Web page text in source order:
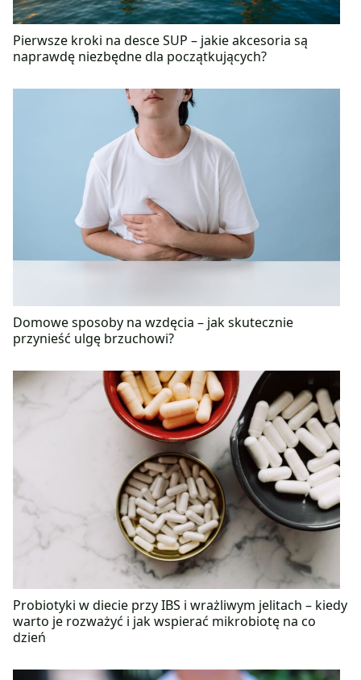
Pierwsze kroki na desce SUP – jakie akcesoria są
naprawdę niezbędne dla początkujących?
Domowe sposoby na wzdęcia – jak skutecznie
przynieść ulgę brzuchowi?
Probiotyki w diecie przy IBS i wrażliwym jelitach – kiedy
warto je rozważyć i jak wspierać mikrobiotę na co
dzień